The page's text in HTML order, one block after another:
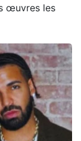
œuvres les